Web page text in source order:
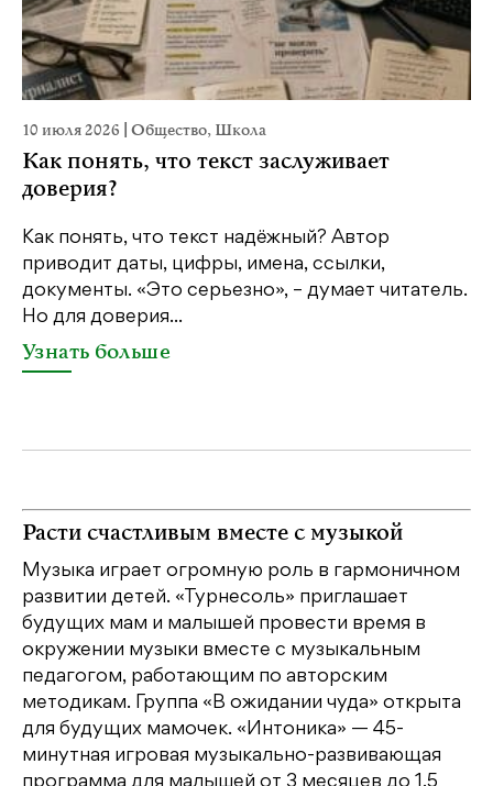
10 июля 2026 Общество, Школа
Как понять, что текст заслуживает
доверия?
Как понять, что текст надёжный? Автор
приводит даты, цифры, имена, ссылки,
документы. «Это серьезно», – думает читатель.
Но для доверия...
Узнать больше
Расти счастливым вместе с музыкой
Музыка играет огромную роль в гармоничном
развитии детей. «Турнесоль» приглашает
будущих мам и малышей провести время в
окружении музыки вместе с музыкальным
педагогом, работающим по авторским
методикам. Группа «В ожидании чуда» открыта
для будущих мамочек. «Интоника» — 45-
минутная игровая музыкально-развивающая